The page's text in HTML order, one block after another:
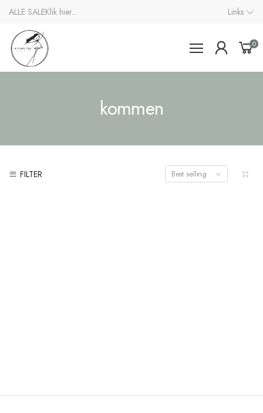
ALLE SALEKlik hier... Links
0
kommen
FILTER Best selling